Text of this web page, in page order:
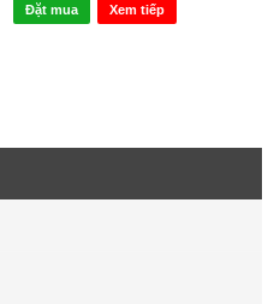
Đặt mua Xem tiếp